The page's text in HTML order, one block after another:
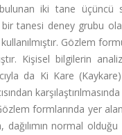
iki tane
bir tanesi deney grubu
Gözlem
Kişisel bilgilerin
da Ki Kare
formlarında yer
dağılımın normal